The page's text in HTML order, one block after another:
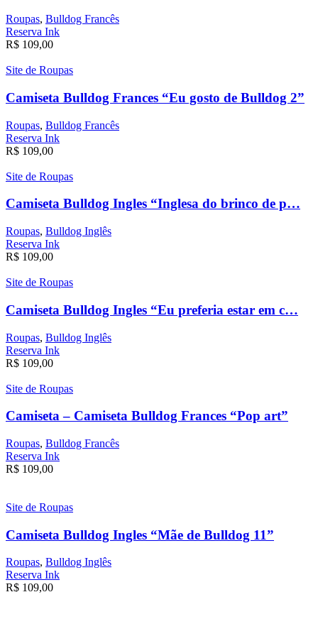
Roupas, Bulldog Francês
Reserva Ink
R$ 109,00
Site de Roupas
Camiseta Bulldog Frances “Eu gosto de Bulldog 2”
Roupas, Bulldog Francês
Reserva Ink
R$ 109,00
Site de Roupas
Camiseta Bulldog Ingles “Inglesa do brinco de p…
Roupas, Bulldog Inglês
Reserva Ink
R$ 109,00
Site de Roupas
Camiseta Bulldog Ingles “Eu preferia estar em c…
Roupas, Bulldog Inglês
Reserva Ink
R$ 109,00
Site de Roupas
Camiseta – Camiseta Bulldog Frances “Pop art”
Roupas, Bulldog Francês
Reserva Ink
R$ 109,00
Site de Roupas
Camiseta Bulldog Ingles “Mãe de Bulldog 11”
Roupas, Bulldog Inglês
Reserva Ink
R$ 109,00